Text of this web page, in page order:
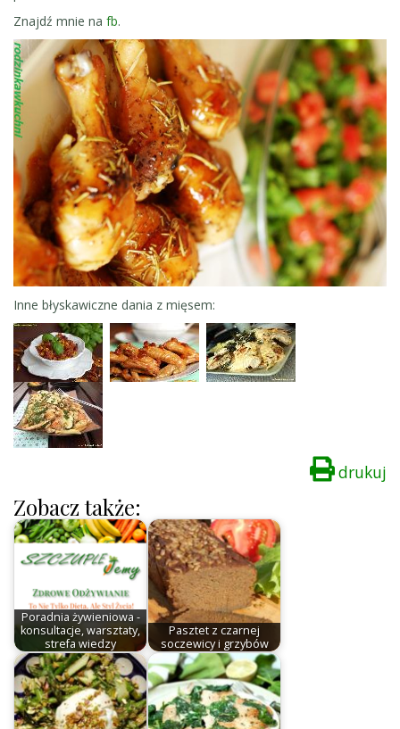
Znajdź mnie na fb.
Inne błyskawiczne dania z mięsem:
drukuj
Zobacz także:
Poradnia żywieniowa -
konsultacje, warsztaty,
strefa wiedzy
Pasztet z czarnej
soczewicy i grzybów